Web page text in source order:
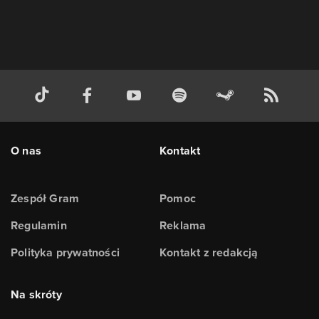
O nas
Zespół Gram
Regulamin
Polityka prywatności
Kontakt
Pomoc
Reklama
Kontakt z redakcją
Na skróty